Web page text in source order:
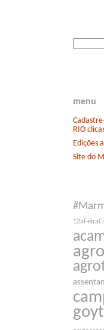
menu
RIO
Edições
Site do